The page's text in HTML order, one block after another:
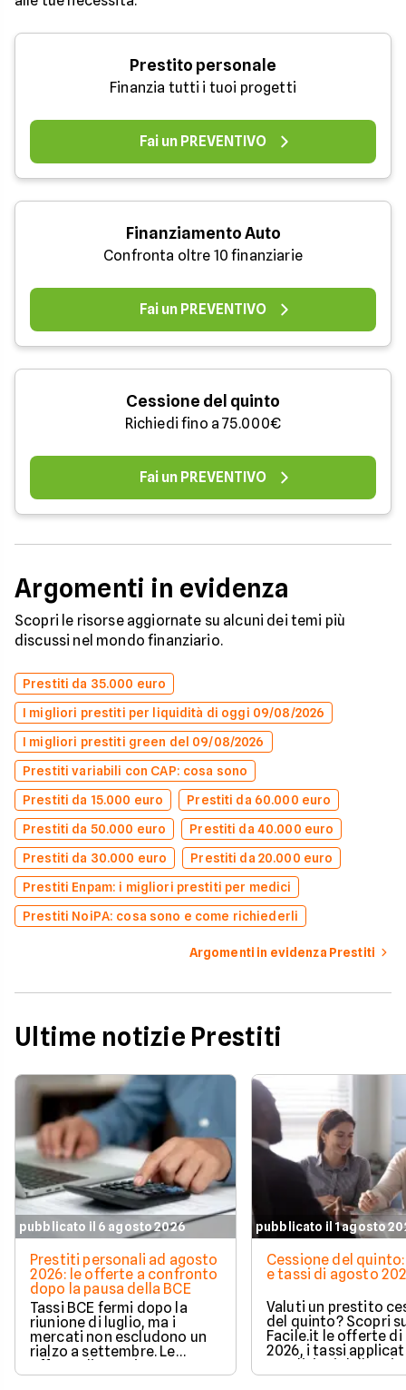
Prestito personale
Finanzia tutti i tuoi progetti
Fai un PREVENTIVO
Finanziamento Auto
Confronta oltre 10 finanziarie
Fai un PREVENTIVO
Cessione del quinto
Richiedi fino a 75.000€
Fai un PREVENTIVO
Argomenti in evidenza
Scopri le risorse aggiornate su alcuni dei temi più
discussi nel mondo finanziario.
Prestiti da 35.000 euro
I migliori prestiti per liquidità di oggi 09/08/2026
I migliori prestiti green del 09/08/2026
Prestiti variabili con CAP: cosa sono
Prestiti da 15.000 euro
Prestiti da 60.000 euro
Prestiti da 50.000 euro
Prestiti da 40.000 euro
Prestiti da 30.000 euro
Prestiti da 20.000 euro
Prestiti Enpam: i migliori prestiti per medici
Prestiti NoiPA: cosa sono e come richiederli
Argomenti in evidenza Prestiti
Ultime notizie Prestiti
pubblicato il 6 agosto 2026
Prestiti personali ad agosto
2026: le offerte a confronto
dopo la pausa della BCE
Tassi BCE fermi dopo la
riunione di luglio, ma i
mercati non escludono un
rialzo a settembre. Le
offerte di prestito
personale di agosto 2026 su
pubblicato il 1 agosto
Cessione del
e tassi di agosto
Valuti un prestito
del quinto? Scopri
Facile.it le offerte
2026, i tassi
condizioni delle
soluzioni disponibili.